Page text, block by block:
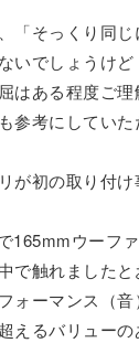
「そっくり同
いでしょうけ
はある程度ご
参考にしていた
が初の取り付
165mmウーフ
で触れました
ォーマンス（音
えるバリューの